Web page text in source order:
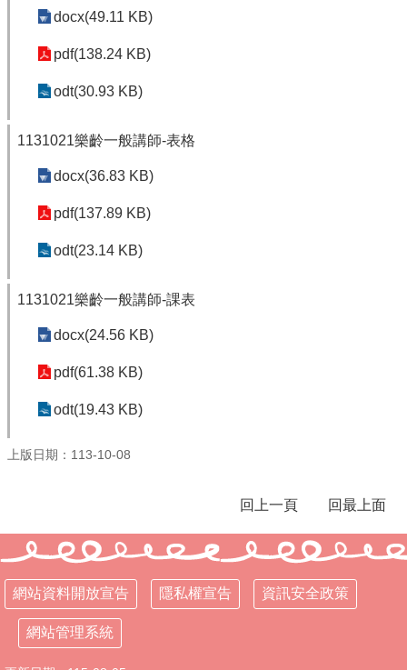
廣
園
站
雲
林
教
育
網
114
docx(49.11 KB)
pdf(138.24 KB)
odt(30.93 KB)
1131021樂齡一般講師-表格
docx(36.83 KB)
pdf(137.89 KB)
odt(23.14 KB)
1131021樂齡一般講師-課表
docx(24.56 KB)
pdf(61.38 KB)
odt(19.43 KB)
上版日期：113-10-08
回上一頁 回最上面
網站資料開放宣告 隱私權宣告 資訊安全政策
網站管理系統